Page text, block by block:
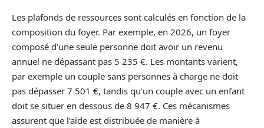
Les plafonds de ressources sont calculés en fonction de la
composition du foyer. Par exemple, en 2026, un foyer
composé d’une seule personne doit avoir un revenu
annuel ne dépassant pas 5 235 €. Les montants varient,
par exemple un couple sans personnes à charge ne doit
pas dépasser 7 501 €, tandis qu’un couple avec un enfant
doit se situer en dessous de 8 947 €. Ces mécanismes
assurent que l’aide est distribuée de manière à